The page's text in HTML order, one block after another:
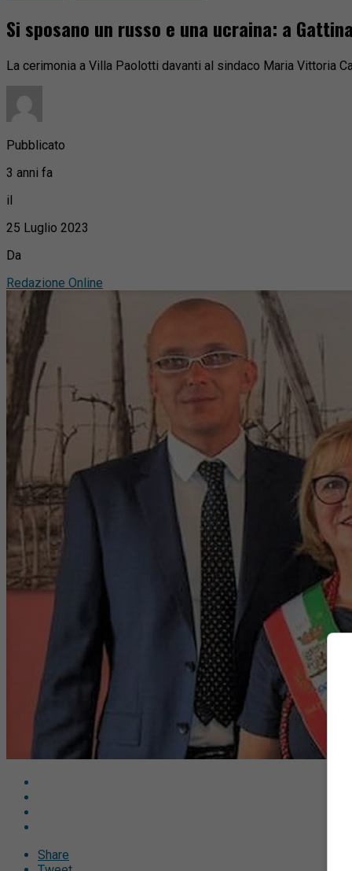
Si sposano un russo e una ucraina: a
La cerimonia a Villa Paolotti davanti al sindaco Maria Vittoria
Pubblicato
3 anni fa
il
25 Luglio 2023
Da
Redazione Online
Share